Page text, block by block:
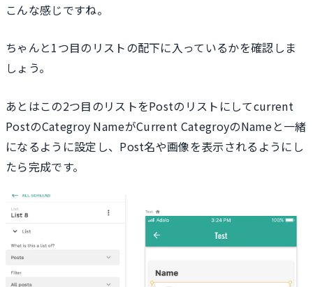
こんな感じですね。
ちゃんと1つ目のリストの配下に入っているかを確認しま
しょう。
あとはこの2つ目のリストをPostのリストにしてcurrent
PostのCategroy NameがCurrent CategroyのNameと一緒
になるように設定し、Post名や画像を表示されるようにし
たら完成です。